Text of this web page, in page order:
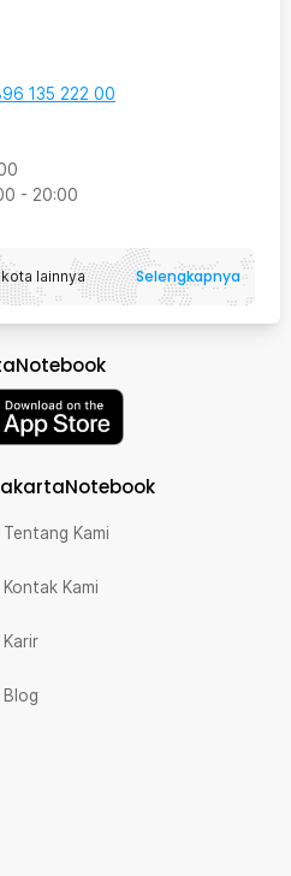
135 222 00
- 20:00
lainnya Selengkapnya
Tentang Kami
Kontak Kami
Karir
Blog